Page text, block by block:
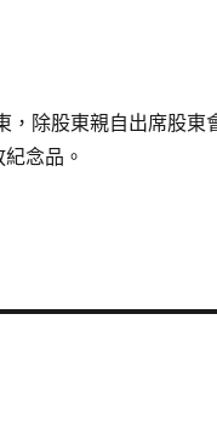
，除股東親自出席股東
念品。